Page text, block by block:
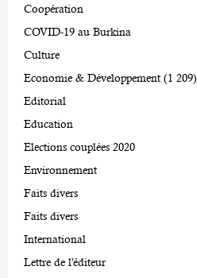
Coopération
COVID-19 au Burkina
Culture
Economie & Développement (1 209)
Editorial
Education
Elections couplées 2020
Environnement
Faits divers
Faits divers
International
Lettre de l'éditeur